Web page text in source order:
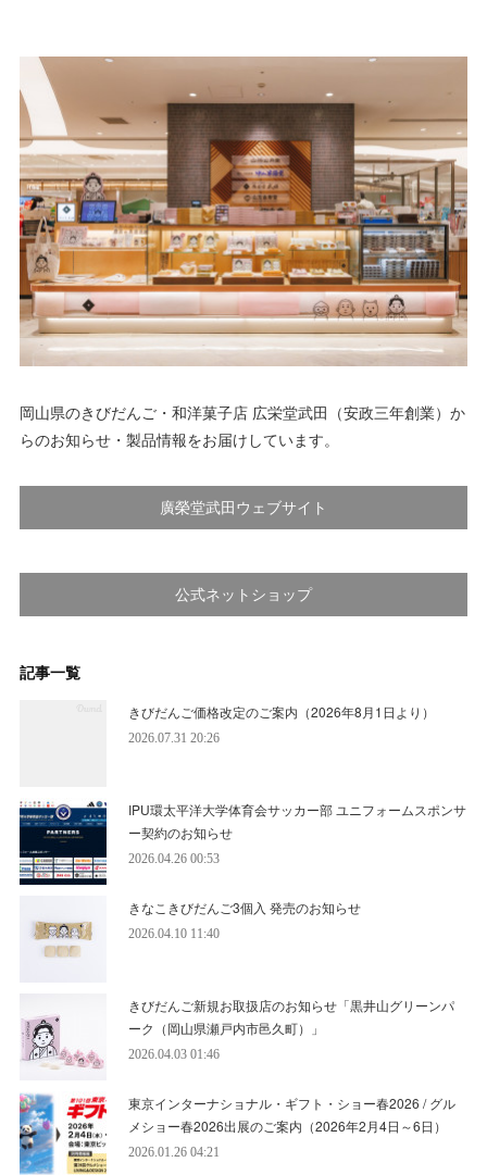
岡山県のきびだんご・和洋菓子店 広栄堂武田（安政三年創業）か
らのお知らせ・製品情報をお届けしています。
廣榮堂武田ウェブサイト
公式ネットショップ
記事一覧
きびだんご価格改定のご案内（2026年8月1日より）
2026.07.31 20:26
IPU環太平洋大学体育会サッカー部 ユニフォームスポンサ
ー契約のお知らせ
2026.04.26 00:53
きなこきびだんご3個入 発売のお知らせ
2026.04.10 11:40
きびだんご新規お取扱店のお知らせ「黒井山グリーンパ
ーク（岡山県瀬戸内市邑久町）」
2026.04.03 01:46
東京インターナショナル・ギフト・ショー春2026 / グル
メショー春2026出展のご案内（2026年2月4日～6日）
2026.01.26 04:21